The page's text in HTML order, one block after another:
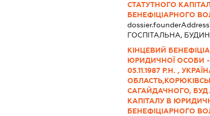
СТАТУТНОГО
БЕНЕФІЦІАРНОГО
dossier.founderAddress
ГОСПІТАЛЬНА,
КІНЦЕВИЙ
ЮРИДИЧНОЇ ОСОБИ
05.11.1987 Р.Н. ,
САГАЙДАЧНОГО,
КАПІТАЛУ В
БЕНЕФІЦІАРНОГО